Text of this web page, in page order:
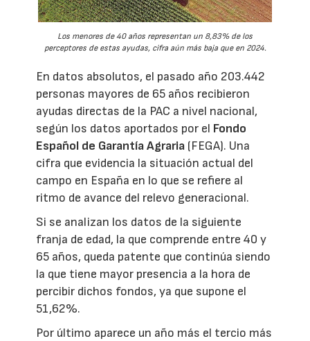
Los menores de 40 años representan un 8,83% de los
perceptores de estas ayudas, cifra aún más baja que en 2024.
En datos absolutos, el pasado año 203.442
personas mayores de 65 años recibieron
ayudas directas de la PAC a nivel nacional,
según los datos aportados por el Fondo
Español de Garantía Agraria (FEGA). Una
cifra que evidencia la situación actual del
campo en España en lo que se refiere al
ritmo de avance del relevo generacional.
Si se analizan los datos de la siguiente
franja de edad, la que comprende entre 40 y
65 años, queda patente que continúa siendo
la que tiene mayor presencia a la hora de
percibir dichos fondos, ya que supone el
51,62%.
Por último aparece un año más el tercio más